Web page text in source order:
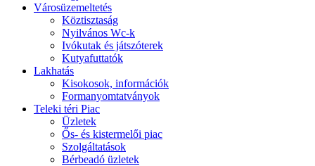
Városüzemeltetés
Köztisztaság
Nyilvános Wc-k
Ivókutak és játszóterek
Kutyafuttatók
Lakhatás
Kisokosok, információk
Formanyomtatványok
Teleki téri Piac
Üzletek
Ős- és kistermelői piac
Szolgáltatások
Bérbeadó üzletek